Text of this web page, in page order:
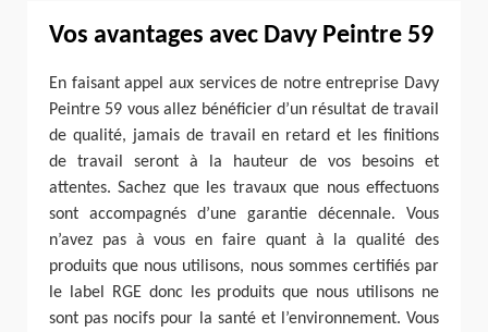
Vos avantages avec Davy Peintre 59
En faisant appel aux services de notre entreprise Davy
Peintre 59 vous allez bénéficier d’un résultat de travail
de qualité, jamais de travail en retard et les finitions
de travail seront à la hauteur de vos besoins et
attentes. Sachez que les travaux que nous effectuons
sont accompagnés d’une garantie décennale. Vous
n’avez pas à vous en faire quant à la qualité des
produits que nous utilisons, nous sommes certifiés par
le label RGE donc les produits que nous utilisons ne
sont pas nocifs pour la santé et l’environnement. Vous